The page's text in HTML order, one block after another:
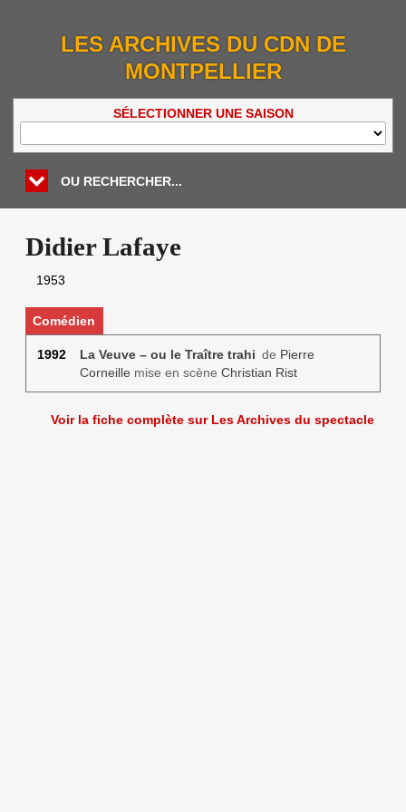
LES ARCHIVES DU CDN DE
MONTPELLIER
SÉLECTIONNER UNE SAISON
OU RECHERCHER...
Didier Lafaye
1953
Comédien
1992 La Veuve – ou le Traître trahi de Pierre
Corneille mise en scène Christian Rist
Voir la fiche complète sur Les Archives du spectacle